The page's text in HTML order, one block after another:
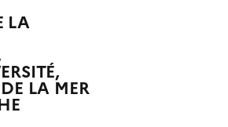
LA
LA MER